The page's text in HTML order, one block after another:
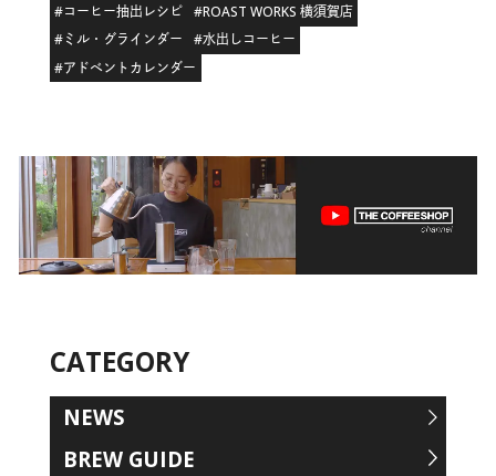
#コーヒー抽出レシピ #ROAST WORKS 横須賀店
#ミル・グラインダー
#水出しコーヒー
#アドベントカレンダー
CATEGORY
NEWS
BREW GUIDE